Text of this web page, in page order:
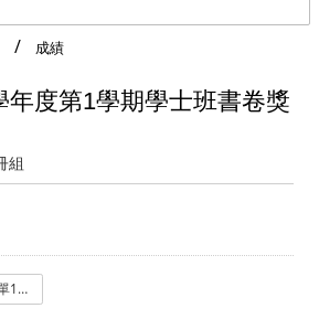
成績
年度第1學期學士班書卷獎
組
1101書卷獎獲獎名單1101102